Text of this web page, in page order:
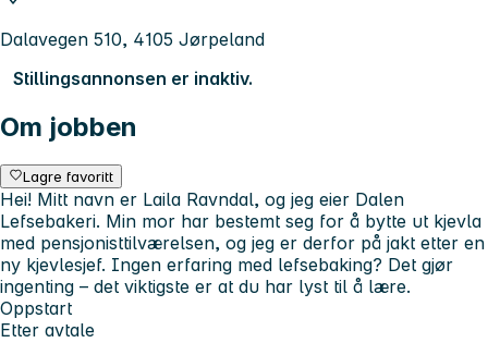
Dalavegen 510, 4105 Jørpeland
Stillingsannonsen er inaktiv.
Om jobben
Lagre favoritt
Hei! Mitt navn er Laila Ravndal, og jeg eier Dalen
Lefsebakeri. Min mor har bestemt seg for å bytte ut kjevla
med pensjonisttilværelsen, og jeg er derfor på jakt etter en
ny kjevlesjef. Ingen erfaring med lefsebaking? Det gjør
ingenting – det viktigste er at du har lyst til å lære.
Oppstart
Etter avtale